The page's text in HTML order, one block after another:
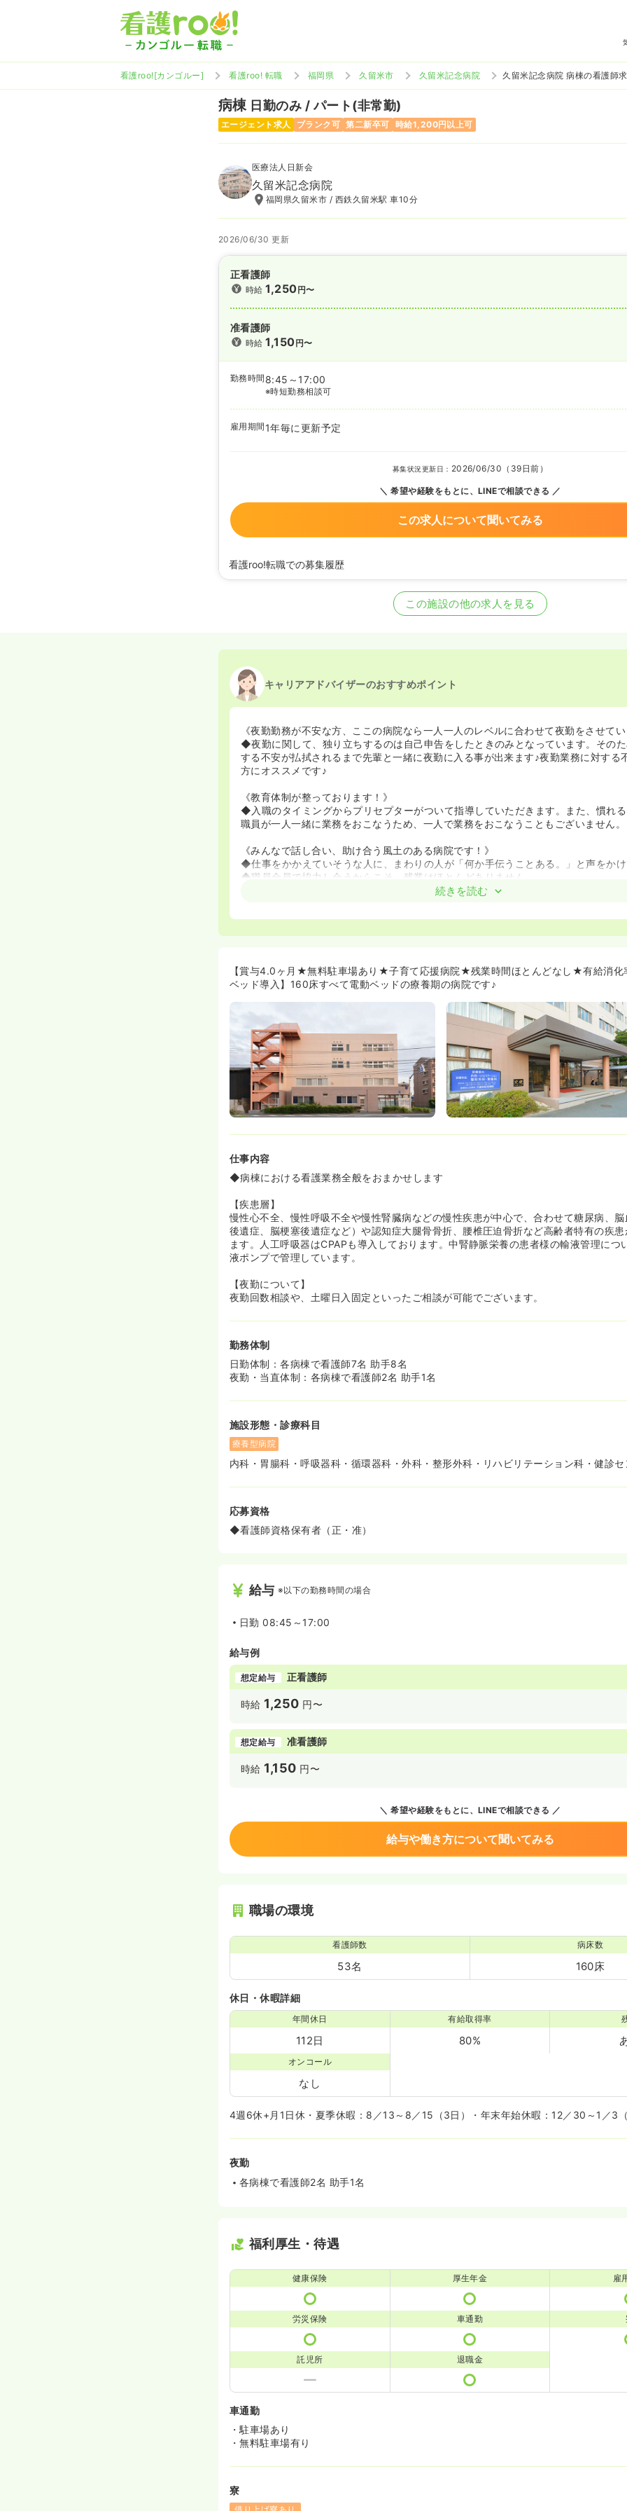
看護roo![カンゴルー] 看護roo! 転職 福岡県 久留米市 久留米記念病院 久留米記念病院 病棟の看護師
病棟 日勤のみ / パート(非常勤)
エージェント求人 ブランク可 第二新卒可 時給1,200円以上可
医療法人日新会
久留米記念病院
福岡県久留米市 / 西鉄久留米駅 車10分
2026/06/30 更新
正看護師
時給1,250円〜
准看護師
時給1,150円〜
勤務時間 8:45～17:00
※時短勤務相談可
雇用期間 1年毎に更新予定
募集状況更新日： 2026/06/30（39日前）
希望や経験をもとに、LINEで相談できる
この求人について聞いてみる
看護roo!転職での募集履歴
この施設の他の求人を見る
キャリアアドバイザーのおすすめポイント
《夜勤勤務が不安な方、ここの病院なら一人一人のレベルに合わせて夜勤をさせて
◆夜勤に関して、独り立ちするのは自己申告をしたときのみとなっています。その
する不安が払拭されるまで先輩と一緒に夜勤に入る事が出来ます♪夜勤業務に対する
方にオススメです♪
《教育体制が整っております！》
◆入職のタイミングからプリセプターがついて指導していただきます。また、慣れ
職員が一人一緒に業務をおこなうため、一人で業務をおこなうこともございません。
《みんなで話し合い、助け合う風土のある病院です！》
◆仕事をかかえていそうな人に、まわりの人が「何か手伝うことある。」と声をか
◆職員全員で協力し合うからこそ、残業はほとんどありません。
◆有給消化率は80％と高い数字のため、ワークライフバランスがとりやすい病院で
◆病床は全室が電動ベッドになっており、褥瘡マットなども完備。スタッフの負担
◆看護助手と協力して患者さんをケアすることで看護サービスの充実とともに看護
されています。
◆昨年度賞与実績が4.0ヶ月と高い数字です！
《和気あいあいとした雰囲気のある職場です♪》
◆忘年会は、各病棟の出し物の準備から、職員全員で行って楽しんでいます♪職員か
を作りましょうという声が出るほど活発的な職場であり、仲の良い環境です。
《子育て応援病院で、長期的にご勤務ができます》
◆未就学児のお子さんの看護師さんには特別休暇を5日設けております。
◆勤務時間1時間の時短を行っており、急遽の休みが受け入れることのできる環境で
ています♪
《実際に働いている看護部長様からの話♪》
え入れてくれます♪
・休み希望も取りやすく、それぞれ協力しあって休みを取っています♪
・子供が急な熱発でも休めるように未就学がいる人に1年で5日分の休みをとること
続きを読む
【賞与4.0ヶ月★無料駐車場あり★子育て応援病院★残業時間ほとんどなし★有給消
ベッド導入】160床すべて電動ベッドの療養期の病院です♪
仕事内容
◆病棟における看護業務全般をおまかせします
【疾患層】
慢性心不全、慢性呼吸不全や慢性腎臓病などの慢性疾患が中心で、合わせて糖尿病、
後遺症、脳梗塞後遺症など）や認知症大腿骨骨折、腰椎圧迫骨折など高齢者特有の疾
ます。人工呼吸器はCPAPも導入しております。中腎静脈栄養の患者様の輸液管理につ
液ポンプで管理しています。
【夜勤について】
夜勤回数相談や、土曜日入固定といったご相談が可能でございます。
勤務体制
日勤体制：各病棟で看護師7名 助手8名
夜勤・当直体制：各病棟で看護師2名 助手1名
施設形態・診療科目
療養型病院
内科・胃腸科・呼吸器科・循環器科・外科・整形外科・リハビリテーション科・健診
応募資格
◆看護師資格保有者（正・准）
給与 ※以下の勤務時間の場合
日勤 08:45～17:00
給与例
想定給与 正看護師
時給 1,250 円〜
想定給与 准看護師
時給 1,150 円〜
希望や経験をもとに、LINEで相談できる
給与や働き方について聞いてみる
職場の環境
看護師数
53名
病床数
160床
休日・休暇詳細
年間休日
112日
有給取得率
80%
オンコール
なし
4週6休+月1日休・夏季休暇：8／13～8／15（3日）・年末年始休暇：12／30～1／3
夜勤
各病棟で看護師2名 助手1名
福利厚生・待遇
健康保険 厚生年金 雇
労災保険 車通勤
託児所 退職金
車通勤
・駐車場あり
・無料駐車場有り
寮